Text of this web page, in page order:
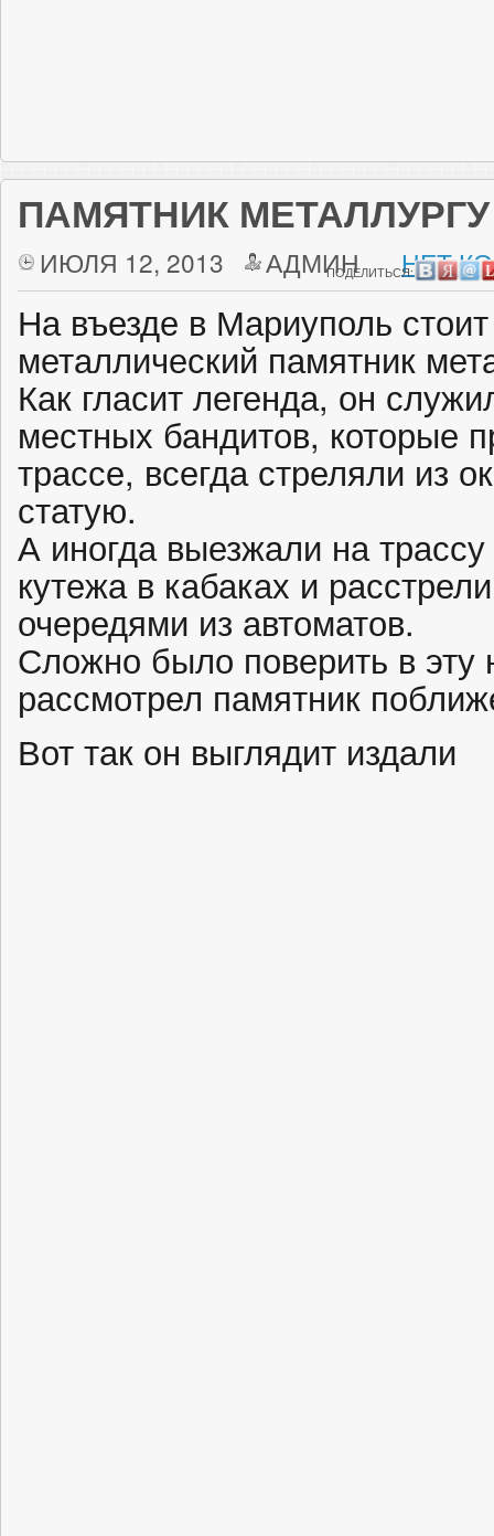
ПАМЯТНИК МЕТАЛЛУРГУ
ИЮЛЯ 12, 2013 АДМИН НЕТ
ПОДЕЛИТЬСЯ:
На въезде в Мариуполь
металлический памятник
Как гласит легенда, он
местных бандитов, которые
трассе, всегда стреляли из
статую.
А иногда выезжали на
кутежа в кабаках и
очередями из автоматов.
Сложно было поверить в эту
рассмотрел памятник
Вот так он выглядит издали